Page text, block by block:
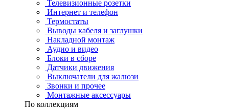
Телевизионные розетки
Интернет и телефон
Термостаты
Выводы кабеля и заглушки
Накладной монтаж
Аудио и видео
Блоки в сборе
Датчики движения
Выключатели для жалюзи
Звонки и прочее
Монтажные аксессуары
По коллекциям